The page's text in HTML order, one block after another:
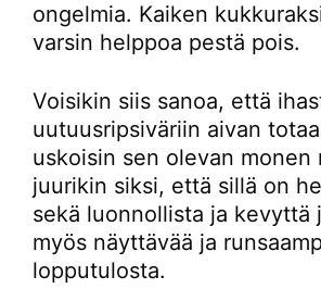
ongelmia. Kaiken
varsin helppoa pestä pois.
Voisikin siis sanoa, että
uutuusripsiväriin aivan
uskoisin sen olevan monen
juurikin siksi, että sillä on
sekä luonnollista ja kevyttä
myös näyttävää ja
lopputulosta.